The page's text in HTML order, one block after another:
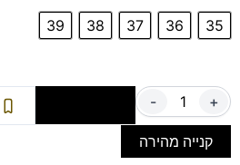
35
36
37
38
39
- +
קנייה מהירה